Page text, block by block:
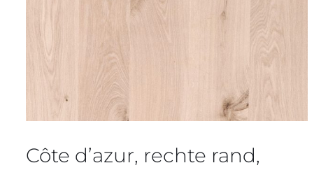
Côte d’azur, rechte rand,